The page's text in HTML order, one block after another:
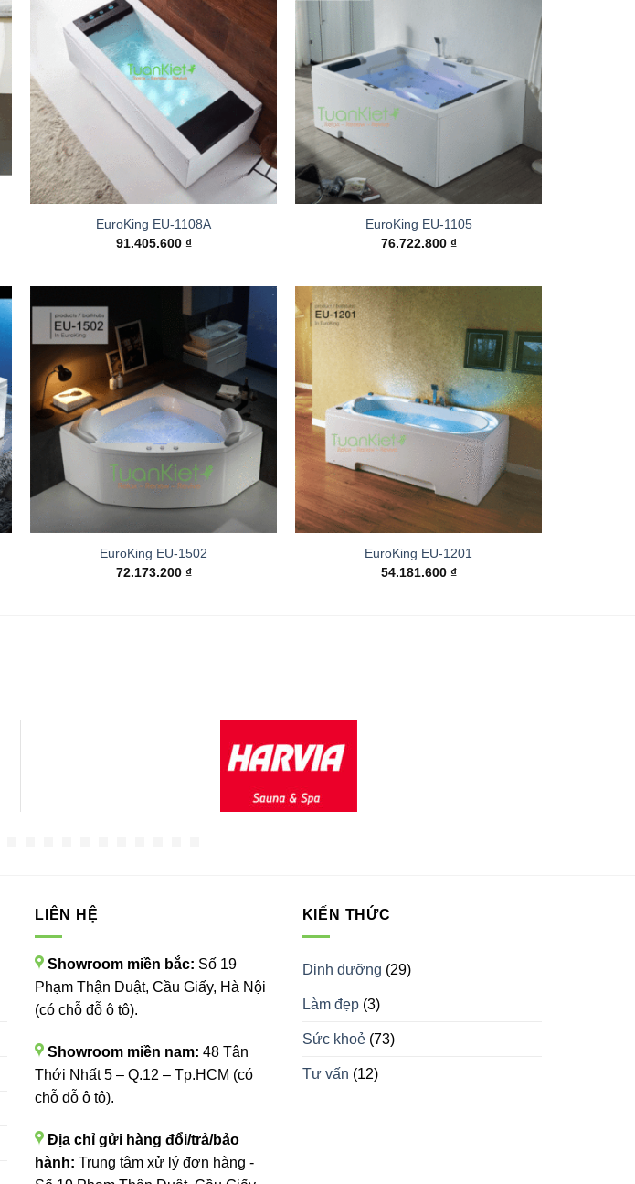
Add to
wishlist
EuroKing EU-1108A
91.405.600 ₫
EuroKing EU-1105
76.722.800 ₫
Add to
wishlist
EuroKing EU-1502
72.173.200 ₫
Add to
wishlist
EuroKing EU-1201
54.181.600 ₫
LIÊN HỆ
Showroom miền bắc: Số 19
Phạm Thận Duật, Cầu Giấy, Hà Nội
(có chỗ đỗ ô tô).
Showroom miền nam: 48 Tân
Thới Nhất 5 – Q.12 – Tp.HCM (có
chỗ đỗ ô tô).
Địa chỉ gửi hàng đổi/trả/bảo
hành: Trung tâm xử lý đơn hàng -
KIẾN THỨC
Dinh dưỡng (29)
Làm đẹp(3)
Sức khoẻ(73)
Tư vấn (12)